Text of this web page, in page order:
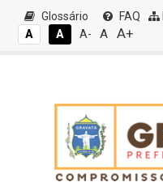
Glossário FAQ
A
A A- A A+